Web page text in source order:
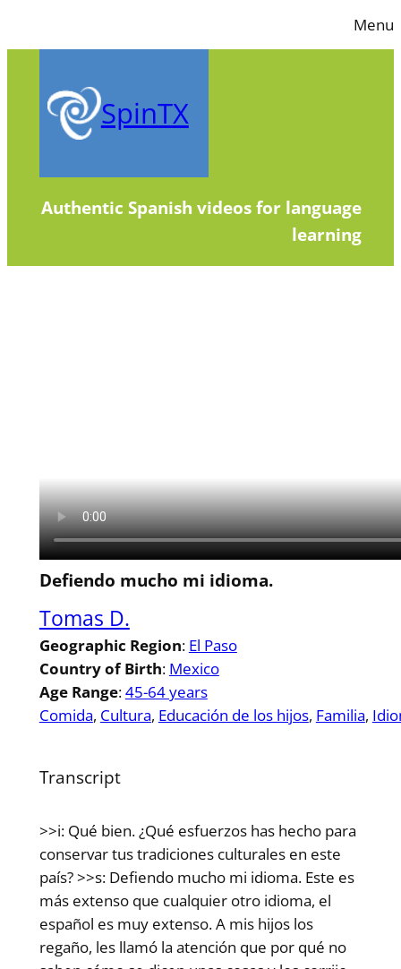
to
Menu
SpinTX
Authentic Spanish videos for language
learning
Defiendo mucho mi idioma.
Tomas D.
Geographic Region: El Paso
Country of Birth: Mexico
Age Range:45-64 years
Comida, Cultura, Educación de los hijos, Familia,
Transcript
>>i: Qué bien. ¿Qué esfuerzos has hecho para
conservar tus tradiciones culturales en este
país? >>s: Defiendo mucho mi idioma. Este es
más extenso que cualquier otro idioma, el
español es muy extenso. A mis hijos los
regaño, les llamó la atención que por qué no